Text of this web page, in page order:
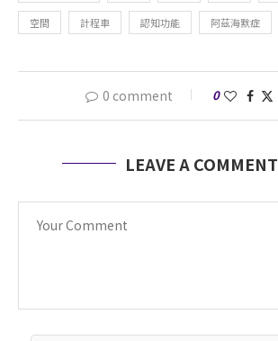
空間 計程車 認知功能 阿茲海默症
0 comment 0
LEAVE A COMMENT